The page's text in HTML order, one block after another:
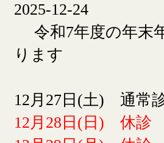
2025-12-24
令和7年度の年末
ります
12月27日(土) 通常
12月28日(日) 休診